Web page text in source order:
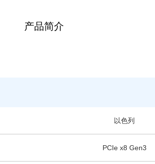
产品简介
以色列
PCIe x8 Gen3